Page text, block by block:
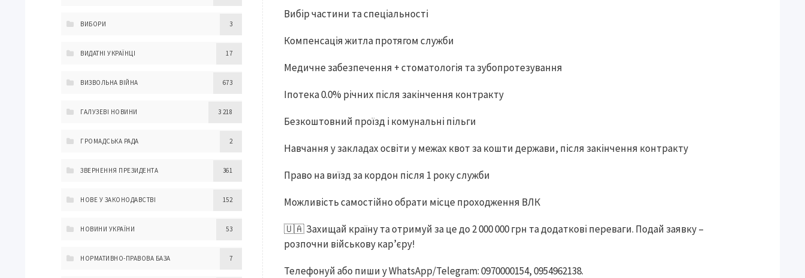
Вибір частини та спеціальності
Компенсація житла протягом служби
Медичне забезпечення + стоматологія та зубопротезування
Іпотека 0.0% річних після закінчення контракту
Безкоштовний проїзд і комунальні пільги
Навчання у закладах освіти у межах квот за кошти держави, після закінчення контракту
Право на виїзд за кордон після 1 року служби
Можливість самостійно обрати місце проходження ВЛК
🇺🇦 Захищай країну та отримуй за це до 2 000 000 грн та додаткові переваги. Подай заявку –
розпочни військову кар’єру!
Телефонуй або пиши у WhatsApp/Telegram: 0970000154, 0954962138.
ВИБОРИ 3
ВИДАТНІ УКРАЇНЦІ 17
ВИЗВОЛЬНА ВІЙНА 673
ГАЛУЗЕВІ НОВИНИ 3 218
ГРОМАДСЬКА РАДА 2
ЗВЕРНЕННЯ ПРЕЗИДЕНТА 361
НОВЕ У ЗАКОНОДАВСТВІ 152
НОВИНИ УКРАЇНИ 53
НОРМАТИВНО-ПРАВОВА БАЗА 7